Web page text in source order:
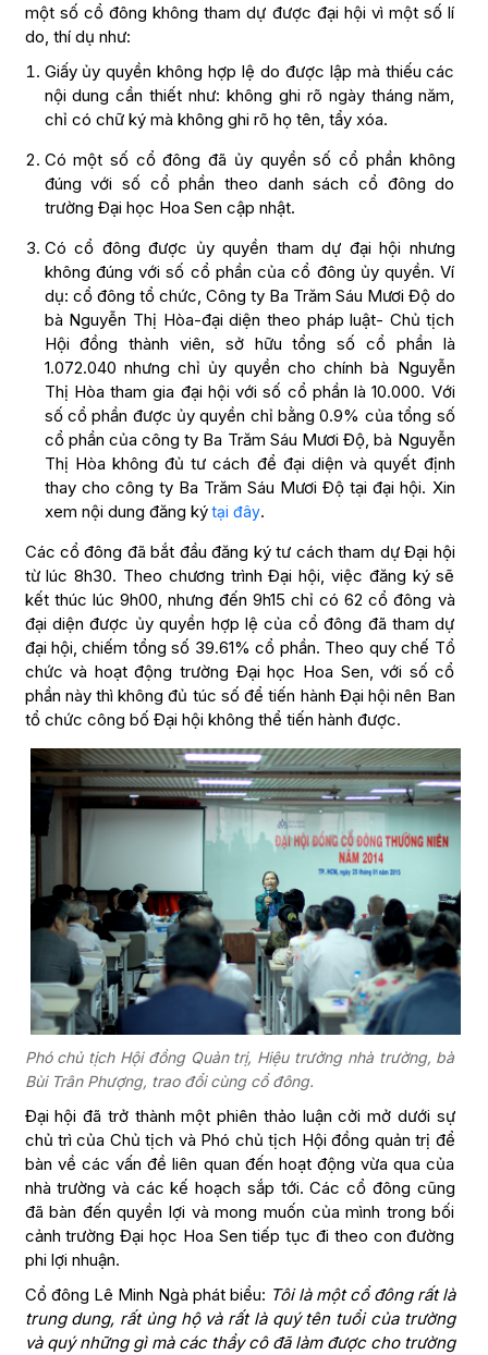
một số cổ đông không tham dự được đại hội vì một số lí
do, thí dụ như:
Giấy ủy quyền không hợp lệ do được lập mà thiếu các
nội dung cần thiết như: không ghi rõ ngày tháng năm,
chỉ có chữ ký mà không ghi rõ họ tên, tẩy xóa.
Có một số cổ đông đã ủy quyền số cổ phần không
đúng với số cổ phần theo danh sách cổ đông do
trường Đại học Hoa Sen cập nhật.
Có cổ đông được ủy quyền tham dự đại hội nhưng
không đúng với số cổ phần của cổ đông ủy quyền. Ví
dụ: cổ đông tổ chức, Công ty Ba Trăm Sáu Mươi Độ do
bà Nguyễn Thị Hòa-đại diện theo pháp luật- Chủ tịch
Hội đồng thành viên, sở hữu tổng số cổ phần là
1.072.040 nhưng chỉ ủy quyền cho chính bà Nguyễn
Thị Hòa tham gia đại hội với số cổ phần là 10.000. Với
số cổ phần được ủy quyền chỉ bằng 0.9% của tổng số
cổ phần của công ty Ba Trăm Sáu Mươi Độ, bà Nguyễn
Thị Hòa không đủ tư cách để đại diện và quyết định
thay cho công ty Ba Trăm Sáu Mươi Độ tại đại hội. Xin
xem nội dung đăng kýtại đây.
Các cổ đông đã bắt đầu đăng ký tư cách tham dự Đại hội
từ lúc 8h30. Theo chương trình Đại hội, việc đăng ký sẽ
kết thúc lúc 9h00, nhưng đến 9h15 chỉ có 62 cổ đông và
đại diện được ủy quyền hợp lệ của cổ đông đã tham dự
đại hội, chiếm tổng số 39.61% cổ phần. Theo quy chế Tổ
chức và hoạt động trường Đại học Hoa Sen, với số cổ
phần này thì không đủ túc số để tiến hành Đại hội nên Ban
tổ chức công bố Đại hội không thể tiến hành được.
Phó chủ tịch Hội đồng Quản trị, Hiệu trưởng nhà trường, bà
Bùi Trân Phượng, trao đổi cùng cổ đông.
Đại hội đã trở thành một phiên thảo luận cởi mở dưới sự
chủ trì của Chủ tịch và Phó chủ tịch Hội đồng quản trị để
bàn về các vấn đề liên quan đến hoạt động vừa qua của
nhà trường và các kế hoạch sắp tới. Các cổ đông cũng
đã bàn đến quyền lợi và mong muốn của mình trong bối
cảnh trường Đại học Hoa Sen tiếp tục đi theo con đường
phi lợi nhuận.
Cổ đông Lê Minh Ngà phát biểu: Tôi là một cổ đông rất là
trung dung, rất ủng hộ và rất là quý tên tuổi của trường
và quý những gì mà các thầy cô đã làm được cho trường